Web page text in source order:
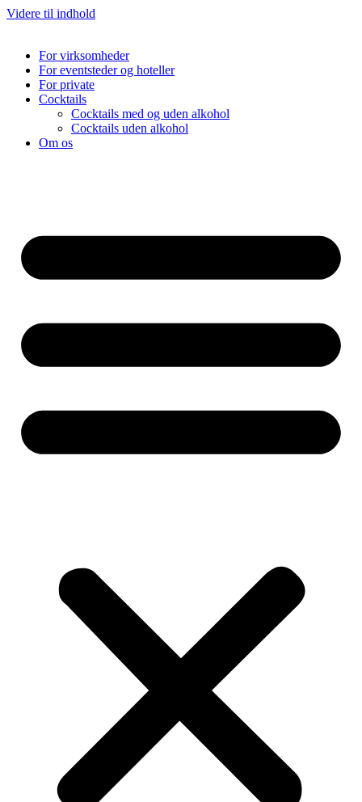
Videre til indhold
For virksomheder
For eventsteder og hoteller
For private
Cocktails
Cocktails med og uden alkohol
Cocktails uden alkohol
Om os